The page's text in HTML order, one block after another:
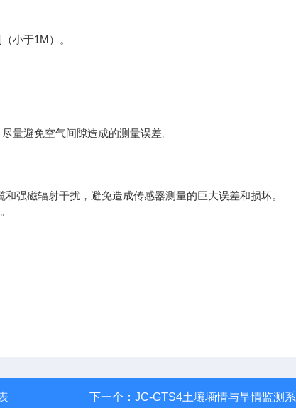
小于1M）。
避免空气间隙造成的测量误差。
磁辐射干扰，避免造成传感器测量的巨大误差和损坏。
下一个： JC-GTS4土壤墒情与旱情监测